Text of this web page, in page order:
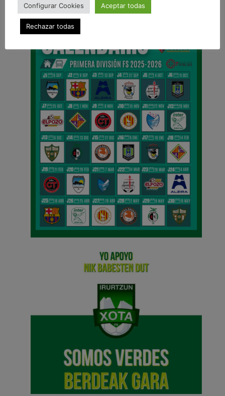
CALENDARIO DE LIGA
Configurar Cookies Aceptar todas
Rechazar todas